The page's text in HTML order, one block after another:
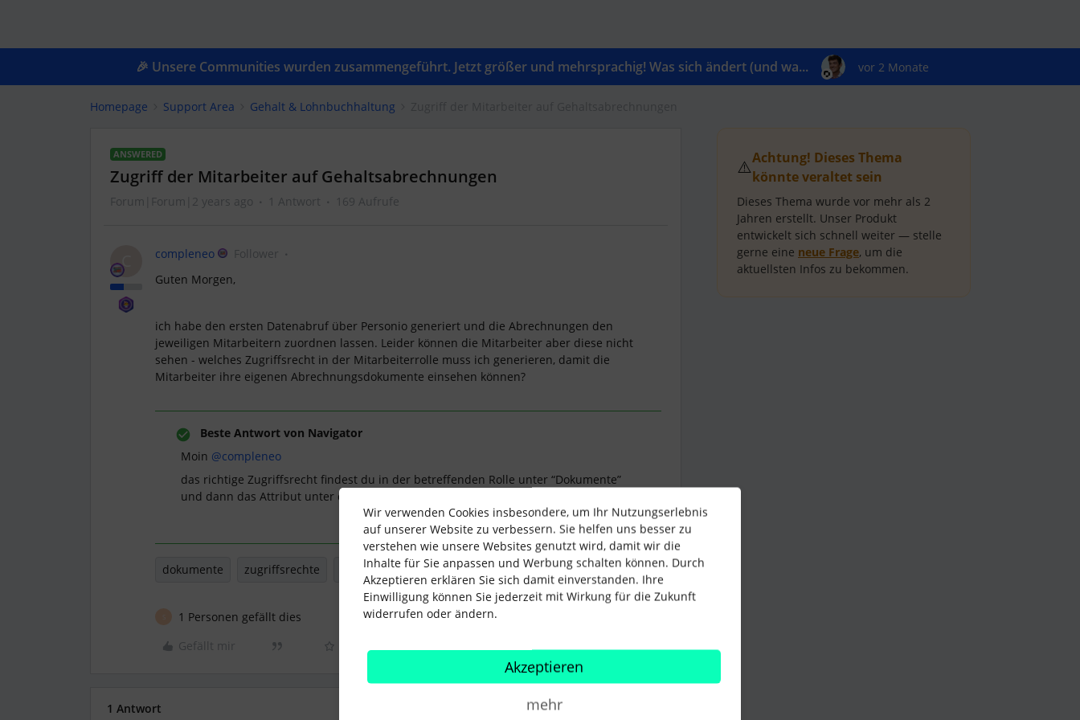
🎉 Unsere Communities wurden zusammengeführt. Jetzt größer und mehrsprachig! Was sich ändert (und wa... vor 2 Monate
Homepage Support Area Gehalt & Lohnbuchhaltung
ANSWERED
Zugriff der Mitarbeiter auf Gehaltsabrechnungen
Forum|Forum|2 years ago 1 Antwort 169 Aufrufe
C compleneo
Follower
Guten Morgen,
ich habe den ersten Datenabruf über Personio generiert und die Abrechnungen den
jeweiligen Mitarbeitern zuordnen lassen. Leider können die Mitarbeiter aber diese nicht
sehen - welches Zugriffsrecht in der Mitarbeiterrolle muss ich generieren, damit die
Mitarbeiter ihre eigenen Abrechnungsdokumente einsehen können?
Beste Antwort von Navigator
Moin @compleneo
das richtige Zugriffsrecht findest du in der betreffenden Rolle unter “Dokumente”
und dann das Attribut unter dem du die Lohnabrechnungen ablegst.
dokumente zugriffsrechte Rechte
1 Personen gefällt dies
Gefällt mir
1 Antwort
⚠️Achtung! Dieses Thema
könnte veraltet sein
Dieses Thema wurde vor mehr als 2
Jahren erstellt. Unser Produkt
entwickelt sich schnell weiter — stelle
gerne eine neue Frage, um die
aktuellsten Infos zu bekommen.
Wir verwenden Cookies insbesondere, um Ihr Nutzungserlebnis
auf unserer Website zu verbessern. Sie helfen uns besser zu
verstehen wie unsere Websites genutzt wird, damit wir die
Inhalte für Sie anpassen und Werbung schalten können. Durch
Akzeptieren erklären Sie sich damit einverstanden. Ihre
Einwilligung können Sie jederzeit mit Wirkung für die Zukunft
widerrufen oder ändern.
Akzeptieren
mehr